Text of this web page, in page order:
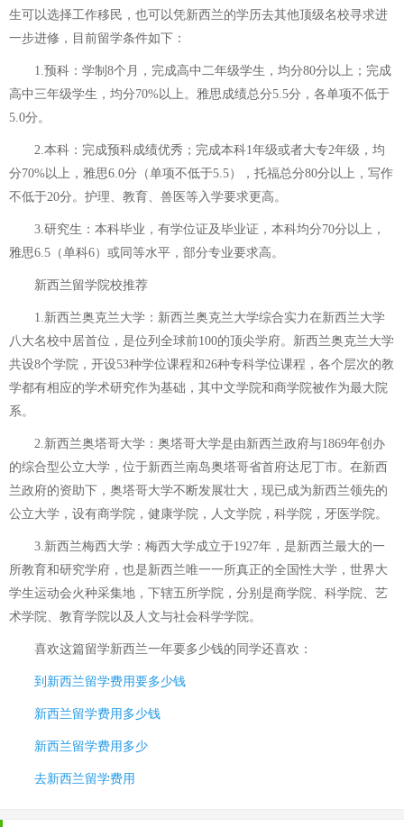
生可以选择工作移民，也可以凭新西兰的学历去其他顶级名校寻求进
一步进修，目前留学条件如下：
1.预科：学制8个月，完成高中二年级学生，均分80分以上；完成
高中三年级学生，均分70%以上。雅思成绩总分5.5分，各单项不低于
5.0分。
2.本科：完成预科成绩优秀；完成本科1年级或者大专2年级，均
分70%以上，雅思6.0分（单项不低于5.5），托福总分80分以上，写作
不低于20分。护理、教育、兽医等入学要求更高。
3.研究生：本科毕业，有学位证及毕业证，本科均分70分以上，
雅思6.5（单科6）或同等水平，部分专业要求高。
新西兰留学院校推荐
1.新西兰奥克兰大学：新西兰奥克兰大学综合实力在新西兰大学
八大名校中居首位，是位列全球前100的顶尖学府。新西兰奥克兰大学
共设8个学院，开设53种学位课程和26种专科学位课程，各个层次的教
学都有相应的学术研究作为基础，其中文学院和商学院被作为最大院
系。
2.新西兰奥塔哥大学：奥塔哥大学是由新西兰政府与1869年创办
的综合型公立大学，位于新西兰南岛奥塔哥省首府达尼丁市。在新西
兰政府的资助下，奥塔哥大学不断发展壮大，现已成为新西兰领先的
公立大学，设有商学院，健康学院，人文学院，科学院，牙医学院。
3.新西兰梅西大学：梅西大学成立于1927年，是新西兰最大的一
所教育和研究学府，也是新西兰唯一一所真正的全国性大学，世界大
学生运动会火种采集地，下辖五所学院，分别是商学院、科学院、艺
术学院、教育学院以及人文与社会科学学院。
喜欢这篇留学新西兰一年要多少钱的同学还喜欢：
到新西兰留学费用要多少钱
新西兰留学费用多少钱
新西兰留学费用多少
去新西兰留学费用